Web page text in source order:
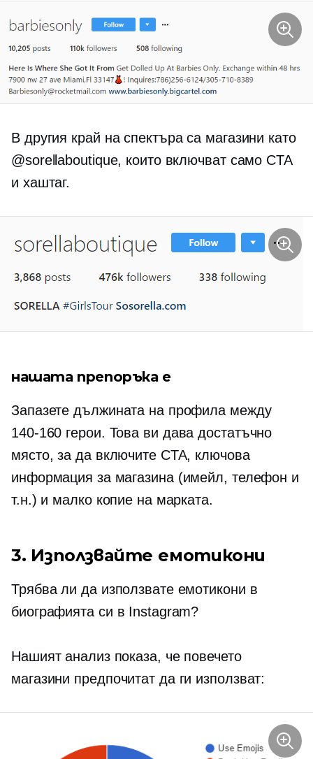
В другия край на спектъра са магазини като
@sorellaboutique, които включват само CTA
и хаштаг.
нашата препоръка е
Запазете дължината на профила между
140-160 герои. Това ви дава достатъчно
място, за да включите CTA, ключова
информация за магазина (имейл, телефон и
т.н.) и малко копие на марката.
3. Използвайте емотикони
Трябва ли да използвате емотикони в
биографията си в Instagram?
Нашият анализ показа, че повечето
магазини предпочитат да ги използват: